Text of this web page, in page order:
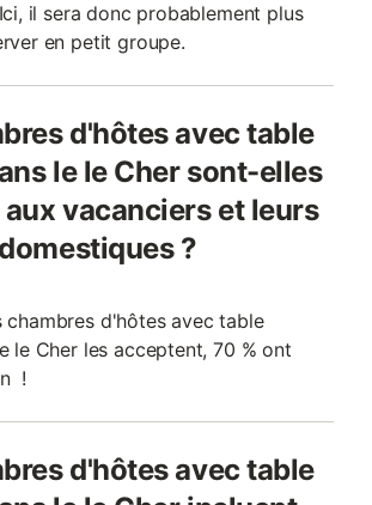
il sera donc probablement plus
en petit groupe.
d'hôtes avec table
le le Cher sont-elles
vacanciers et leurs
?
chambres d'hôtes avec table
le Cher les acceptent, 70 % ont
!
d'hôtes avec table